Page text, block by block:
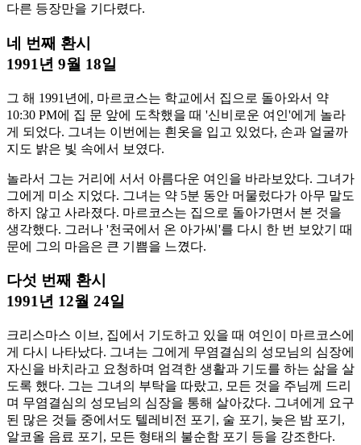
다른 등장만을 기다렸다.
네 번째 환시
1991년 9월 18일
그 해 1991년에, 마르코스는 학교에서 집으로 돌아와서 약
10:30 PM에 집 문 앞에 도착했을 때 '신비로운 여인'에게 놀라
게 되었다. 그녀는 이번에는 흰옷을 입고 있었다, 손과 얼굴까
지도 밝은 빛 속에서 보였다.
놀라서 그는 거리에 서서 아름다운 여인을 바라보았다. 그녀가
그에게 미소 지었다. 그녀는 약 5분 동안 머물렀다가 아무 말도
하지 않고 사라졌다. 마르코스는 집으로 돌아가면서 본 것을
생각했다. 그러나 '천국에서 온 아가씨'를 다시 한 번 보았기 때
문에 그의 마음은 큰 기쁨을 느꼈다.
다섯 번째 환시
1991년 12월 24일
크리스마스 이브, 집에서 기도하고 있을 때 여인이 마르코스에
게 다시 나타났다. 그녀는 그에게 무염결심의 성모님의 심장에
자신을 바치라고 요청하며 엄격한 생활과 기도를 하는 삶을 살
도록 했다. 그는 그녀의 부탁을 따랐고, 모든 것을 주님께 드리
며 무염결심의 성모님의 심장을 통해 살아갔다. 그녀에게 요구
된 많은 것들 중에서도 텔레비전 포기, 술 포기, 늦은 밤 포기,
알코올 음료 포기, 모든 형태의 불순함 포기 등을 강조한다.